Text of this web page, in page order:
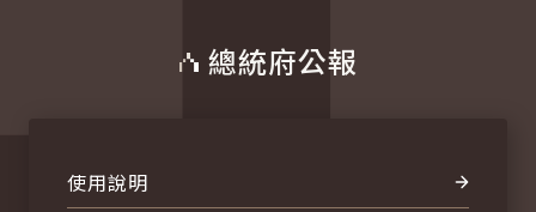
總統府公報
使用說明